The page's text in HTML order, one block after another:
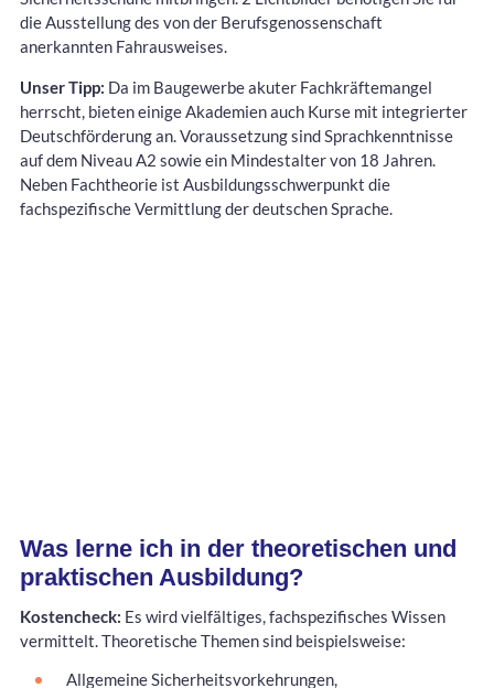
die Ausstellung des von der Berufsgenossenschaft
anerkannten Fahrausweises.
Unser Tipp: Da im Baugewerbe akuter Fachkräftemangel
herrscht, bieten einige Akademien auch Kurse mit integrierter
Deutschförderung an. Voraussetzung sind Sprachkenntnisse
auf dem Niveau A2 sowie ein Mindestalter von 18 Jahren.
Neben Fachtheorie ist Ausbildungsschwerpunkt die
fachspezifische Vermittlung der deutschen Sprache.
Was lerne ich in der theoretischen und
praktischen Ausbildung?
Kostencheck: Es wird vielfältiges, fachspezifisches Wissen
vermittelt. Theoretische Themen sind beispielsweise:
Allgemeine Sicherheitsvorkehrungen,